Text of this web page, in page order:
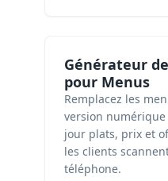
Générateur
pour Menus
Remplacez les
version
jour plats, prix et
les clients
téléphone.